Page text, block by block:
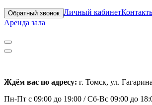
Обратный звонок Личный кабинет
Аренда зала
Ждём вас по адресу: г. Томск, ул.
Пн-Пт с 09:00 до 19:00 /Сб-Вс 09:00 до